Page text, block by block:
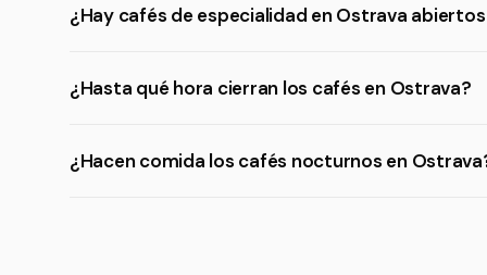
¿Hay cafés de especialidad en Ostrava
¿Hasta qué hora cierran los cafés en Ostrava?
¿Hacen comida los cafés nocturnos en